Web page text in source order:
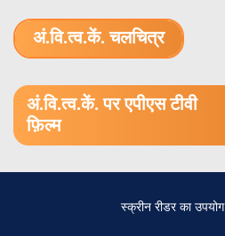
अं.वि.त्व.कें. चलचित्र
अं.वि.त्व.कें. पर एपीएस टीवी
फ़िल्म
स्क्रीन रीडर का उपयोग